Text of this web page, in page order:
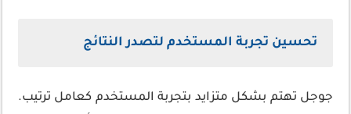
تحسين تجربة المستخدم لتصدر النتائج
جوجل تهتم بشكل متزايد بتجربة المستخدم كعامل ترتيب.